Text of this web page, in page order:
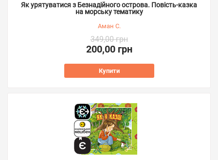
Як урятуватися з Безнадійного острова. Повість-казка
на морську тематику
Аман С.
349,00 грн
200,00 грн
Купити